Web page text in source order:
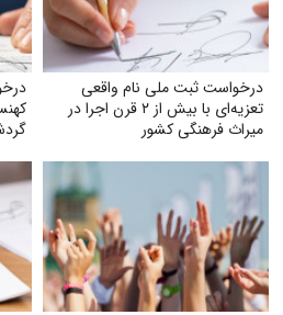
درخواست ثبت ملی نام واقعی
تعزیه‌ای با بیش از ۲ قرن اجرا در
میراث فرهنگی کشور